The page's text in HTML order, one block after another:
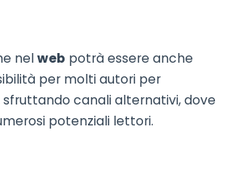
nelweb potrà essere anche
per molti autori per
sfruttando canali alternativi, dove
potenziali lettori.